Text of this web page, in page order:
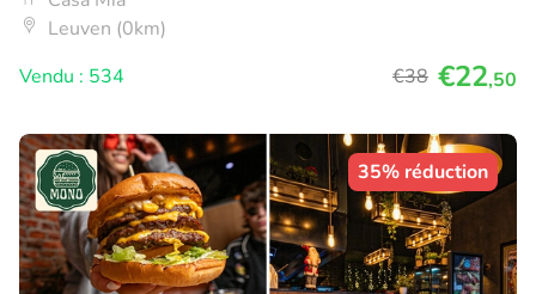
Leuven (0km)
Vendu : 534
€38 €22,50
35% réduction